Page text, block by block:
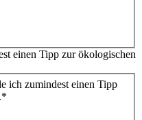
einen Tipp zur ökologischen
ich zumindest einen Tipp
*